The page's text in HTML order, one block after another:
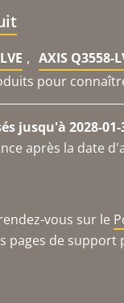
, AXIS Q3558-
pour
jusqu'à 2028-01-
après la date
vous sur le
de